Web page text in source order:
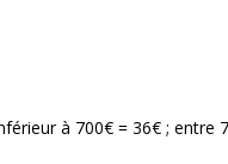
à 700€ = 36€ ; entre